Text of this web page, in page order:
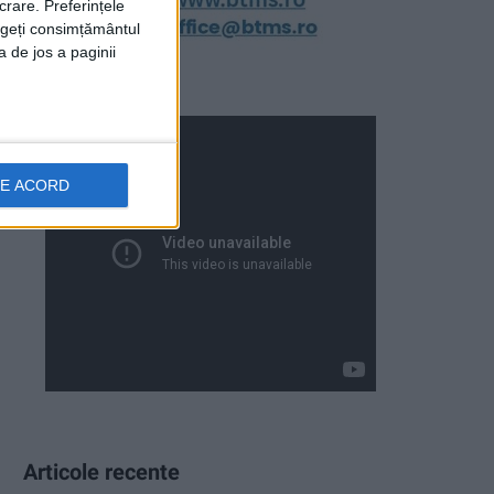
Preferințele
consimțământul
de jos a paginii
ACORD
Articole recente